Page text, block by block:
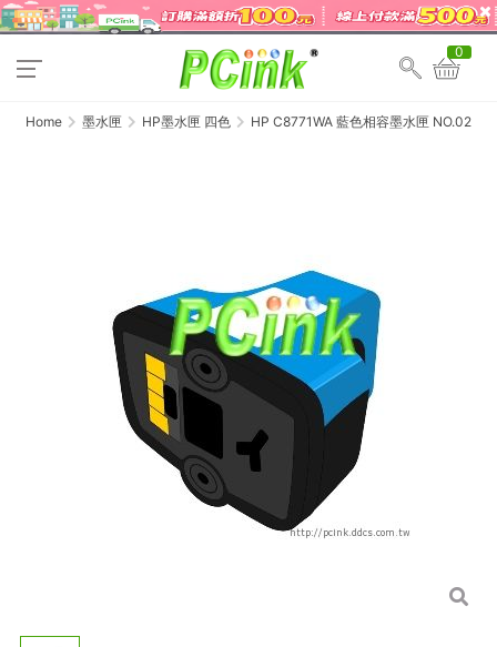
0
Home 墨水匣 HP墨水匣 四色 HP C8771WA 藍色相容墨水匣 NO.02